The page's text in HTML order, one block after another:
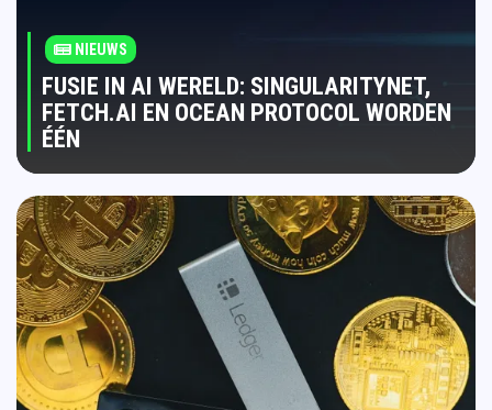
NIEUWS
FUSIE IN AI WERELD: SINGULARITYNET,
FETCH.AI EN OCEAN PROTOCOL WORDEN
ÉÉN